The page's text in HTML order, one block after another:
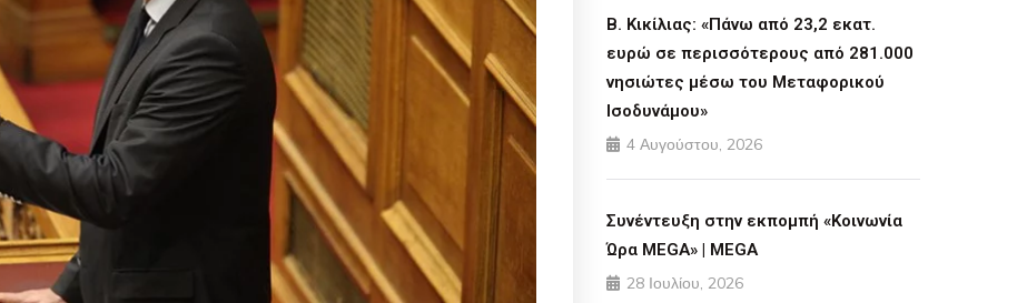
Β. Κικίλιας: «Πάνω από 23,2 εκατ.
ευρώ σε περισσότερους από 281.000
νησιώτες μέσω του Μεταφορικού
Ισοδυνάμου»
4 Αυγούστου, 2026
Συνέντευξη στην εκπομπή «Κοινωνία
Ώρα MEGA» | MEGA
28 Ιουλίου, 2026